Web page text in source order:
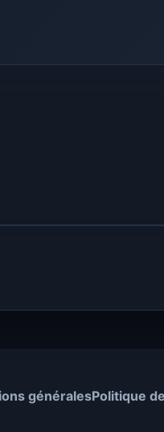
généralesPolitique